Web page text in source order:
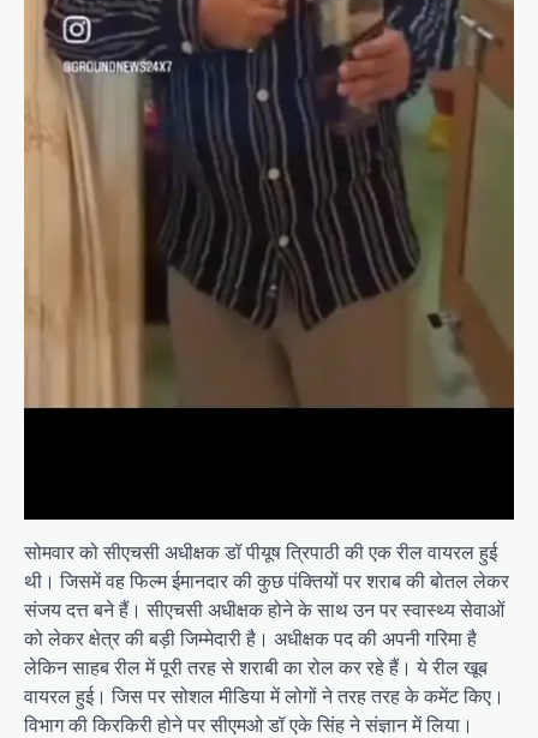
सोमवार को सीएचसी अधीक्षक डॉ पीयूष त्रिपाठी की एक रील वायरल हुई
थी। जिसमें वह फिल्म ईमानदार की कुछ पंक्तियों पर शराब की बोतल लेकर
संजय दत्त बने हैं। सीएचसी अधीक्षक होने के साथ उन पर स्वास्थ्य सेवाओं
को लेकर क्षेत्र की बड़ी जिम्मेदारी है। अधीक्षक पद की अपनी गरिमा है
लेकिन साहब रील में पूरी तरह से शराबी का रोल कर रहे हैं। ये रील खूब
वायरल हुई। जिस पर सोशल मीडिया में लोगों ने तरह तरह के कमेंट किए।
विभाग की किरकिरी होने पर सीएमओ डॉ एके सिंह ने संज्ञान में लिया।